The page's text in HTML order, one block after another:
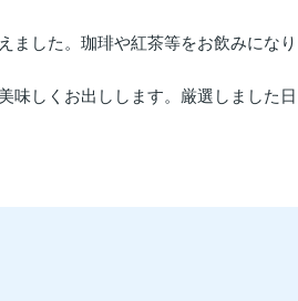
ました。珈琲や紅茶等をお飲みになり
味しくお出しします。厳選しました日